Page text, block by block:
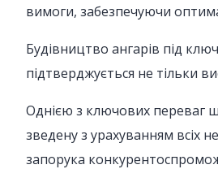
вимоги, забезпечуючи
Будівництво ангарів під
підтверджується не тільки
Однією з ключових переваг
зведену з урахуванням всіх
запорука